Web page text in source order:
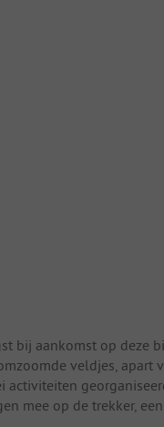
bij aankomst op deze
veldjes, apart
activiteiten
mee op de trekker,